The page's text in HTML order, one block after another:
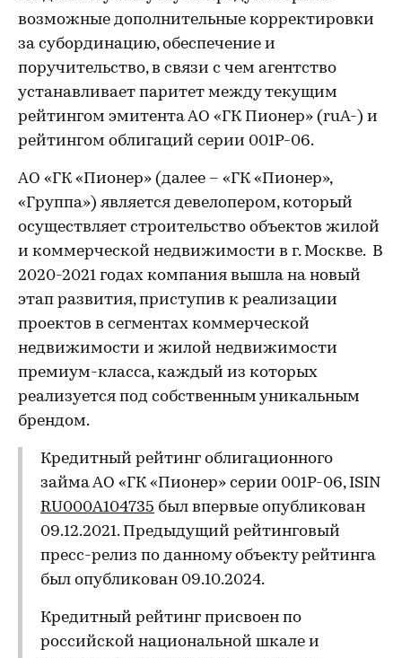
возможные дополнительные корректировки
за субординацию, обеспечение и
поручительство, в связи с чем агентство
устанавливает паритет между текущим
рейтингом эмитента АО «ГК Пионер» (ruA-) и
рейтингом облигаций серии 001Р-06.
АО «ГК «Пионер» (далее – «ГК «Пионер»,
«Группа») является девелопером, который
осуществляет строительство объектов жилой
и коммерческой недвижимости в г. Москве. В
2020-2021 годах компания вышла на новый
этап развития, приступив к реализации
проектов в сегментах коммерческой
недвижимости и жилой недвижимости
премиум-класса, каждый из которых
реализуется под собственным уникальным
брендом.
Кредитный рейтинг облигационного
займа АО «ГК «Пионер» серии 001Р-06, ISIN
RU000A104735 был впервые опубликован
09.12.2021. Предыдущий рейтинговый
пресс-релиз по данному объекту рейтинга
был опубликован 09.10.2024.
Кредитный рейтинг присвоен по
российской национальной шкале и